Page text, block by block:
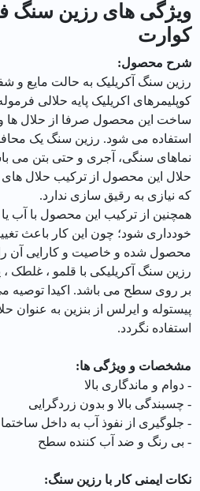
كوارت
شرح محصول:
رزین سنگ آکریلیک به حالت مایع و
کوپلیمرهای اکریلیک پایه حلالی
ساخت این محصول صرفا از حلال ها
استفاده می شود. رزین سنگ یک
نماهای سنگی، آجری و حتی بتن می
حلال این محصول از ترکیب حلال های
که نیازی به رقیق سازی ندارد.
همچنین از ترکیب این محصول با آب
خودداری شود؛ چون این کار باعث
محصول شده و خاصیت و کارایی آن را
رزین سنگ آکریلیکی با قلمو ، غلطک ،
بر روی سطح می باشد. اکیدا توصیه
پیستوله و ایرلس از بنزین به
استفاده نگردد.
مشخصات و ویژگی ها:
- دوام و ماندگاری بالا
- چسبندگی بالا و بدون زردگرایی
- جلوگیری از نفوذ آب به داخل
- بی رنگ و ضد آب کننده سطح
نکات ایمنی کار با رزین سنگ: